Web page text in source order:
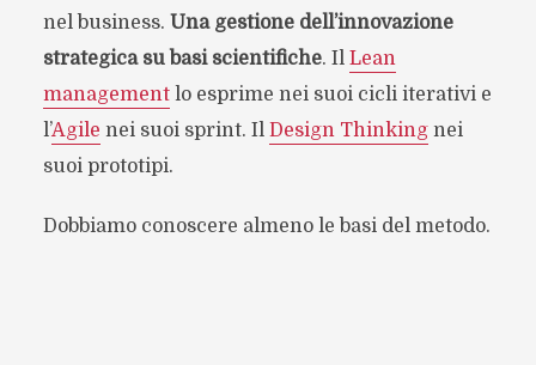
nel business. Una gestione dell’innovazione
strategica su basi scientifiche. Il Lean
managementlo esprime nei suoi cicli iterativi e
l’Agile nei suoi sprint. Il Design Thinkingnei
suoi prototipi.
Dobbiamo conoscere almeno le basi del metodo.